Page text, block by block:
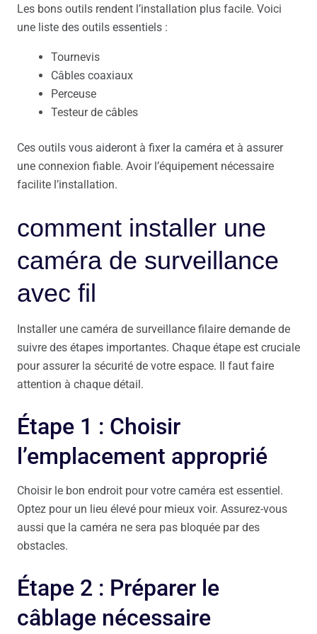
Les bons outils rendent l’installation plus facile. Voici
une liste des outils essentiels :
Tournevis
Câbles coaxiaux
Perceuse
Testeur de câbles
Ces outils vous aideront à fixer la caméra et à assurer
une connexion fiable. Avoir l’équipement nécessaire
facilite l’installation.
comment installer une
caméra de surveillance
avec fil
Installer une caméra de surveillance filaire demande de
suivre des étapes importantes. Chaque étape est cruciale
pour assurer la sécurité de votre espace. Il faut faire
attention à chaque détail.
Étape 1 : Choisir
l’emplacement approprié
Choisir le bon endroit pour votre caméra est essentiel.
Optez pour un lieu élevé pour mieux voir. Assurez-vous
aussi que la caméra ne sera pas bloquée par des
obstacles.
Étape 2 : Préparer le
câblage nécessaire